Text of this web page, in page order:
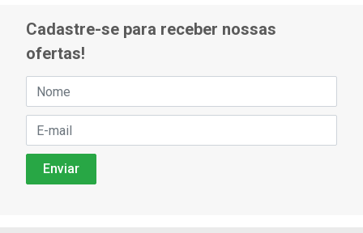
Cadastre-se para receber nossas
ofertas!